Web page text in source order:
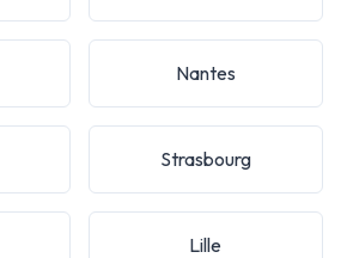
Nantes
Strasbourg
Lille